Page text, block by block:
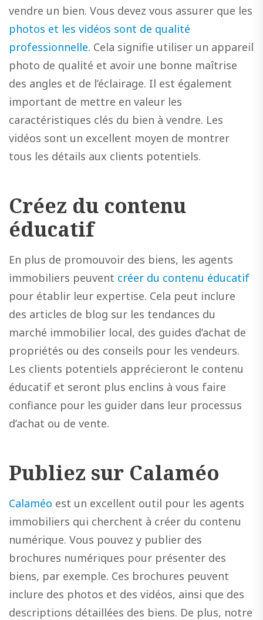
vendre un bien. Vous devez vous assurer que les
photos et les vidéos sont de qualité
professionnelle. Cela signifie utiliser un appareil
photo de qualité et avoir une bonne maîtrise
des angles et de l’éclairage. Il est également
important de mettre en valeur les
caractéristiques clés du bien à vendre. Les
vidéos sont un excellent moyen de montrer
tous les détails aux clients potentiels.
Créez du contenu
éducatif
En plus de promouvoir des biens, les agents
immobiliers peuvent créer du contenu éducatif
pour établir leur expertise. Cela peut inclure
des articles de blog sur les tendances du
marché immobilier local, des guides d’achat de
propriétés ou des conseils pour les vendeurs.
Les clients potentiels apprécieront le contenu
éducatif et seront plus enclins à vous faire
confiance pour les guider dans leur processus
d’achat ou de vente.
Publiez sur Calaméo
Calaméo est un excellent outil pour les agents
immobiliers qui cherchent à créer du contenu
numérique. Vous pouvez y publier des
brochures numériques pour présenter des
biens, par exemple. Ces brochures peuvent
inclure des photos et des vidéos, ainsi que des
descriptions détaillées des biens. De plus, notre